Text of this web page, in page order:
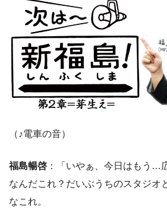
（♪電車の音）
福島暢啓 ：「いやぁ、今日はもう…
なんだこれ？だいぶうちのスタジオ
なこれ。